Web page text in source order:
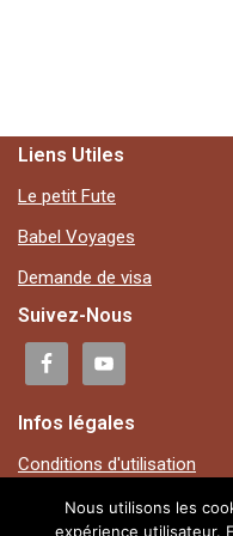
Liens Utiles
Le petit Fute
Babel Voyages
Demande de visa
Suivez-Nous
Infos légales
Conditions d'utilisation
Mentions légales
Nous utilisons les
expérience utilisateur.